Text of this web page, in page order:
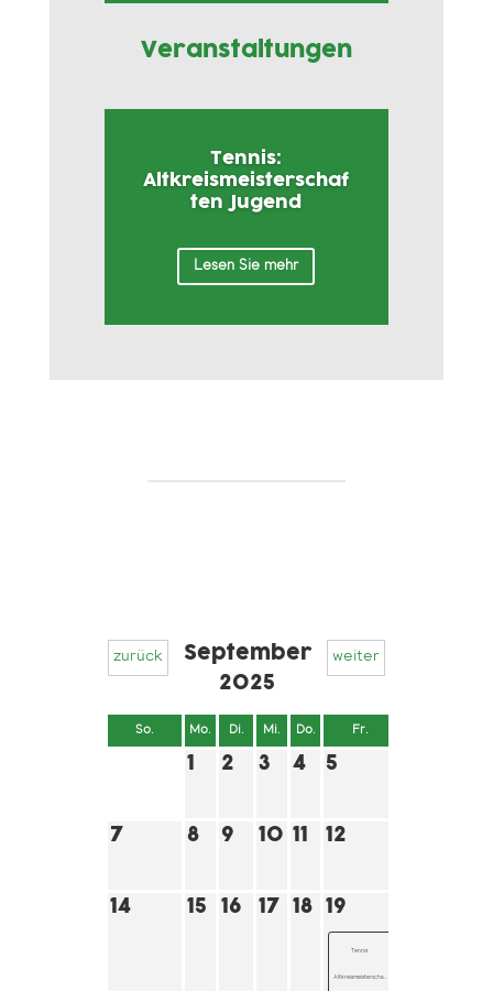
Veranstaltungen
Tennis:
Altkreismeisterschaf
ten Jugend
Lesen Sie mehr
zurück
September
2025
weiter
So. Mo. Di. Mi. Do. Fr.
1 2 3 4 5
7 8 9 10 11 12
14 15 16 17 18 19
Tennis:
Altkreismeisterscha...